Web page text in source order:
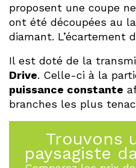
proposent une coupe
ont été découpées au
diamant. L’écartement
Il est doté de la
Drive. Celle-ci à la
puissance constante
branches les plus
Trouvons
paysagiste